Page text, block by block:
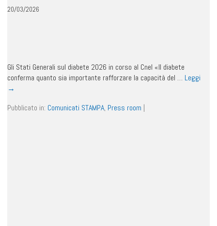
20/03/2026
Gli Stati Generali sul diabete 2026 in corso al Cnel «Il diabete
conferma quanto sia importante rafforzare la capacità del … Leggi
→
Pubblicato in: Comunicati STAMPA, Press room |